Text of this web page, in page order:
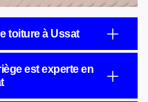
toiture à Ussat
est experte en